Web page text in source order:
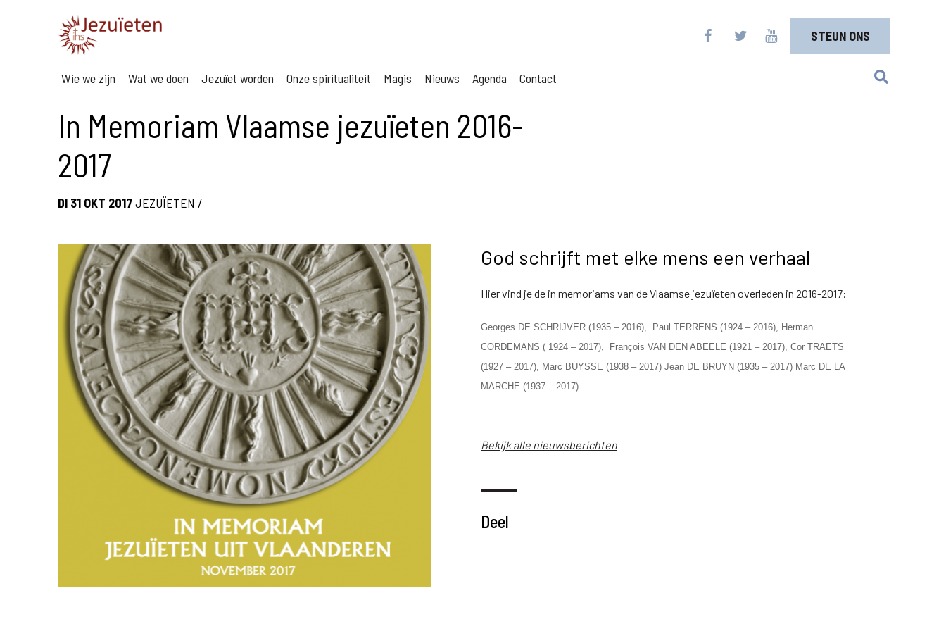
STEUN ONS
Wie we zijn Wat we doen Jezuïet worden Onze spiritualiteit Magis Nieuws Agenda Contact
In Memoriam Vlaamse jezuïeten 2016-
2017
DI 31 OKT 2017JEZUÏETEN /
God schrijft met elke mens een verhaal
Hier vind je de in memoriams van de Vlaamse jezuïeten overleden in 2016-2017:
Georges DE SCHRIJVER (1935 – 2016), Paul TERRENS (1924 – 2016), Herman
CORDEMANS ( 1924 – 2017),
François VAN DEN ABEELE (1921 – 2017), Cor TRAETS
(1927 – 2017), Marc BUYSSE (1938 – 2017) Jean DE BRUYN (1935 – 2017) Marc DE LA
MARCHE (1937 – 2017)
Bekijk alle nieuwsberichten
Deel